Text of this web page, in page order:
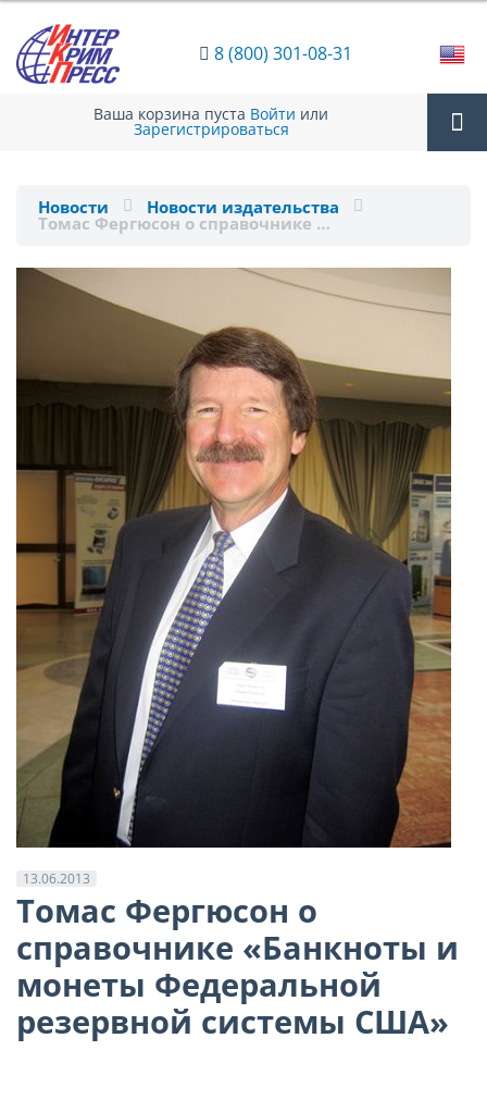
8 (800) 301-08-31
Ваша корзина пуста Войти или
Зарегистрироваться
Новости Новости издательства
Томас Фергюсон о справочнике …
13.06.2013
Томас Фергюсон о
справочнике «Банкноты и
монеты Федеральной
резервной системы США»